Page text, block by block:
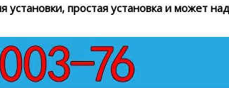
установки, простая установка и может